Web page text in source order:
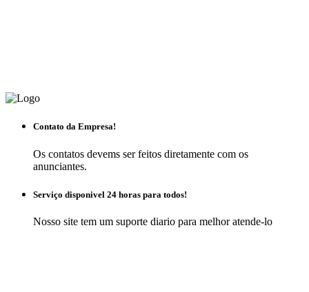
Contato da Empresa!
Os contatos devems ser feitos diretamente com os
anunciantes.
Serviço disponivel 24 horas para todos!
Nosso site tem um suporte diario para melhor atende-lo